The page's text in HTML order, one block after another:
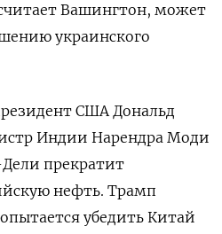
Вашингтон, может
украинского
США Дональд
Индии Нарендра Моди
прекратит
нефть. Трамп
убедить Китай